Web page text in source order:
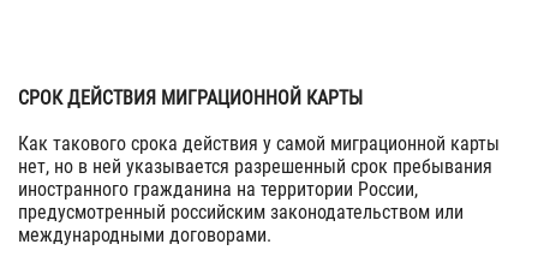
СРОК ДЕЙСТВИЯ МИГРАЦИОННОЙ КАРТЫ
Как такового срока действия у самой миграционной карты
нет, но в ней указывается разрешенный срок пребывания
иностранного гражданина на территории России,
предусмотренный российским законодательством или
международными договорами.